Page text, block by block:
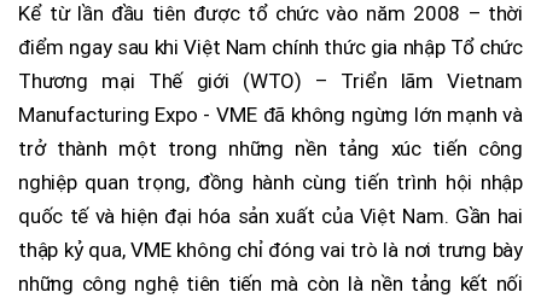
Kể từ lần đầu tiên được tổ chức vào năm 2008 – thời
điểm ngay sau khi Việt Nam chính thức gia nhập Tổ chức
Thương mại Thế giới (WTO) – Triển lãm Vietnam
Manufacturing Expo - VME đã không ngừng lớn mạnh và
trở thành một trong những nền tảng xúc tiến công
nghiệp quan trọng, đồng hành cùng tiến trình hội nhập
quốc tế và hiện đại hóa sản xuất của Việt Nam. Gần hai
thập kỷ qua, VME không chỉ đóng vai trò là nơi trưng bày
những công nghệ tiên tiến mà còn là nền tảng kết nối